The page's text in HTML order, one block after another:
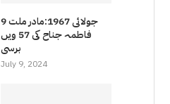
9 جولائی 1967:مادر ملت
فاطمہ جناح کی 57 ویں
برسی
July 9, 2024